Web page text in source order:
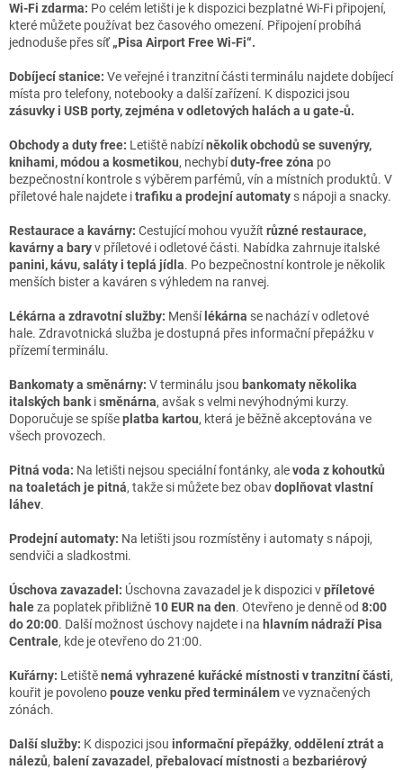
Wi-Fi zdarma: Po celém letišti je k dispozici bezplatné Wi-Fi připojení,
které můžete používat bez časového omezení. Připojení probíhá
jednoduše přes síť „Pisa Airport Free Wi-Fi“.
Dobíjecí stanice: Ve veřejné i tranzitní části terminálu najdete dobíjecí
místa pro telefony, notebooky a další zařízení. K dispozici jsou
zásuvky i USB porty, zejména v odletových halách a u gate-ů.
Obchody a duty free: Letiště nabízíněkolik obchodů se suvenýry,
knihami, módou a kosmetikou, nechybíduty-free zóna po
bezpečnostní kontrole s výběrem parfémů, vín a místních produktů. V
příletové hale najdete itrafiku a prodejní automaty s nápoji a snacky.
Restaurace a kavárny: Cestující mohou využít různé restaurace,
kavárny a baryv příletové i odletové části. Nabídka zahrnuje italské
panini, kávu, saláty i teplá jídla. Po bezpečnostní kontrole je několik
menších bister a kaváren s výhledem na ranvej.
Lékárna a zdravotní služby: Menší lékárna se nachází v odletové
hale. Zdravotnická služba je dostupná přes informační přepážku v
přízemí terminálu.
Bankomaty a směnárny: V terminálu jsou bankomaty několika
italských bankisměnárna, avšak s velmi nevýhodnými kurzy.
Doporučuje se spíšeplatba kartou, která je běžně akceptována ve
všech provozech.
Pitná voda: Na letišti nejsou speciální fontánky, alevoda z kohoutků
na toaletách je pitná, takže si můžete bez obavdoplňovat vlastní
láhev.
Prodejní automaty: Na letišti jsou rozmístěny i automaty s nápoji,
sendviči a sladkostmi.
Úschova zavazadel: Úschovna zavazadel je k dispozici vpříletové
haleza poplatek přibližně 10 EUR na den. Otevřeno je denně od 8:00
do 20:00. Další možnost úschovy najdete i na hlavním nádraží Pisa
Centrale, kde je otevřeno do 21:00.
Kuřárny: Letištěnemá vyhrazené kuřácké místnosti v tranzitní části,
kouřit je povolenopouze venku před terminálemve vyznačených
zónách.
Další služby: K dispozici jsou informační přepážky, oddělení ztrát a
nálezů, balení zavazadel , přebalovací místnosti a bezbariérový